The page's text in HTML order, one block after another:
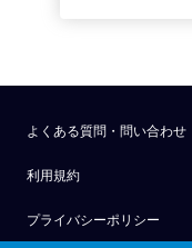
よくある質問・問い合わせ
利用規約
プライバシーポリシー